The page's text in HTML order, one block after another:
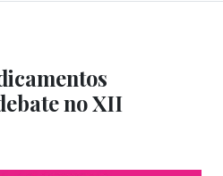
no XII